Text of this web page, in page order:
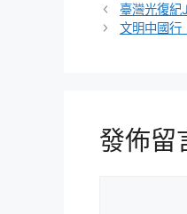
類
臺灣光復紀
文明中國行
發佈留